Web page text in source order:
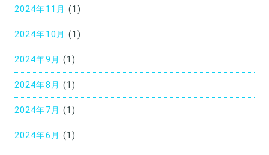
2024年11月 (1)
2024年10月 (1)
2024年9月 (1)
2024年8月 (1)
2024年7月 (1)
2024年6月 (1)